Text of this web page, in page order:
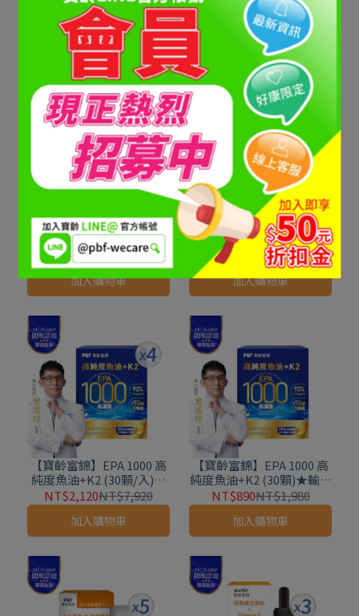
NT$1,000NT$1,377
加入購物車
NT$1,000NT$1,377
加入購物車
髮細胞抗屑舒敏洗髮精(中
乾性頭皮)x3入
NT$1,000NT$1,377
加入購物車
【寶齡富錦】EPA 1000 高
純度魚油+K2 (30顆/入)*2
入組
NT$1,580 NT$3,960
加入購物車
【寶齡富錦】EPA 1000 高
純度魚油+K2 (30顆/入)*4
入組★新品上市★
NT$2,120NT$7,920
加入購物車
【寶齡富錦】EPA 1000 高
純度魚油+K2 (30顆)★輸入
#EPA1000享免運★
NT$890NT$1,980
加入購物車